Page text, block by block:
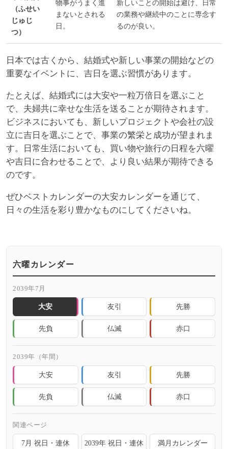
（ふせい
じゅじ
つ）
物事がうまく進
まないとされる
日。
新しいことの開始は避け、日常
の業務や継続中のことに専念す
るのが良い。
日本では古くから、結婚式や新しい事業の開始などの
重要なイベントに、吉日を選ぶ習慣があります。
たとえば、結婚式には大安や一粒万倍日を選ぶこと
で、夫婦共に幸せな生活を送ることが期待されます。
ビジネスにおいても、新しいプロジェクトや会社の設
立に吉日を選ぶことで、事業の繁栄と成功が望まれま
す。日常生活においても、買い物や旅行の日程を六曜
や吉日に合わせることで、より良い結果が期待できる
のです。
ぜひベストカレンダーの大安カレンダーを通じて、
日々の生活を彩り豊かなものにしてくださいね。
六曜カレンダー
2039年7月
大安 友引 先勝
先負 仏滅 赤口
2039年（年間）
大安 友引 先勝
先負 仏滅 赤口
関連ページ
7月 祝日・連休 2039年 祝日・連休 満月カレンダー